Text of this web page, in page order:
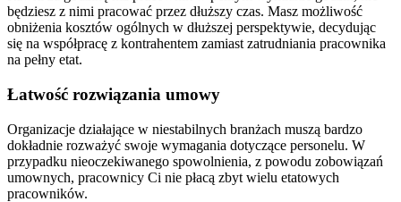
będziesz z nimi pracować przez dłuższy czas. Masz możliwość
obniżenia kosztów ogólnych w dłuższej perspektywie, decydując
się na współpracę z kontrahentem zamiast zatrudniania pracownika
na pełny etat.
Łatwość rozwiązania umowy
Organizacje działające w niestabilnych branżach muszą bardzo
dokładnie rozważyć swoje wymagania dotyczące personelu. W
przypadku nieoczekiwanego spowolnienia, z powodu zobowiązań
umownych, pracownicy Ci nie płacą zbyt wielu etatowych
pracowników.